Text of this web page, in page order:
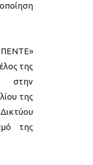
ΠΕΝΤΕ»
της
στην
της
της